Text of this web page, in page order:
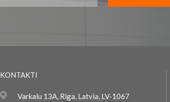
KONTAKTI
Varkalu 13A, Riga, Latvia, LV-1067